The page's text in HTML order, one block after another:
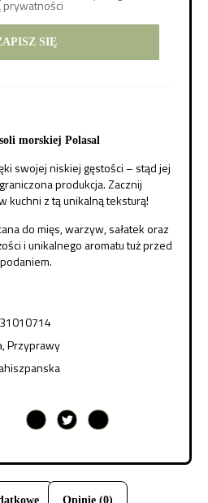
SIĘ
morskiej Polasal
swojej niskiej gęstości – stąd jej
produkcja. Zacznij
kuchni z tą unikalną teksturą!
do mięs, warzyw, sałatek oraz
i unikalnego aromatu tuż przed
podaniem.
,Przyprawy
Opinie (0)